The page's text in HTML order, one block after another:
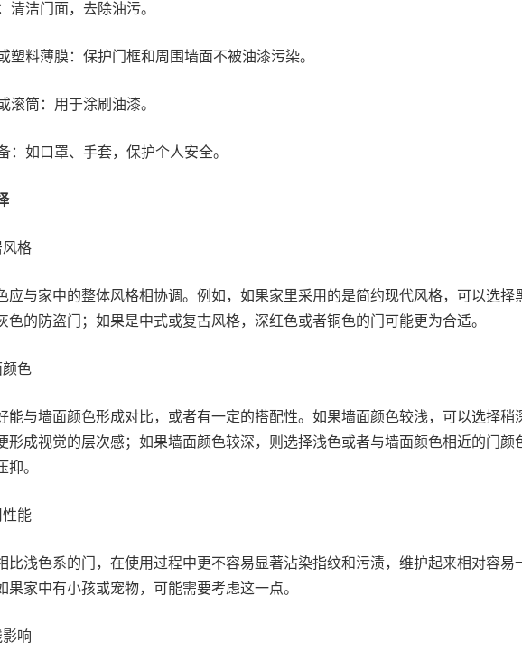
清洁门面，去除油污。
塑料薄膜：保护门框和周围墙面不被油漆污染。
滚筒：用于涂刷油漆。
：如口罩、手套，保护个人安全。
风格
应与家中的整体风格相协调。例如，如果家里采用的是简约现代风格，可以选择
色的防盗门；如果是中式或复古风格，深红色或者铜色的门可能更为合适。
颜色
能与墙面颜色形成对比，或者有一定的搭配性。如果墙面颜色较浅，可以选择稍
形成视觉的层次感；如果墙面颜色较深，则选择浅色或者与墙面颜色相近的门颜
抑。
能
比浅色系的门，在使用过程中更不容易显著沾染指纹和污渍，维护起来相对容易
果家中有小孩或宠物，可能需要考虑这一点。
响